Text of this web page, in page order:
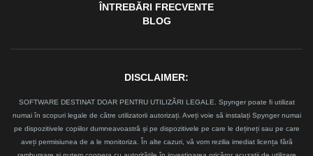
ÎNTREBĂRI FRECVENTE
BLOG
DISCLAIMER:
SOFTWARE DESTINAT DOAR PENTRU UTILIZĂRI LEGALE. Spynger poate fi utilizat
numai în scopuri legale de către utilizatorii autorizați. Aveți voie să instalați Spynger numai
pe dispozitivele copiilor dumneavoastră și pe dispozitivele pe care le dețineți sau pe care
aveți permisiunea de a le monitoriza. În alte cazuri, vă vom rezilia imediat licența fără